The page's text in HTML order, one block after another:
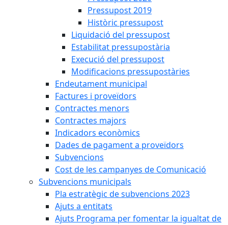
Pressupost 2019
Històric pressupost
Liquidació del pressupost
Estabilitat pressupostària
Execució del pressupost
Modificacions pressupostàries
Endeutament municipal
Factures i proveïdors
Contractes menors
Contractes majors
Indicadors econòmics
Dades de pagament a proveïdors
Subvencions
Cost de les campanyes de Comunicació
Subvencions municipals
Pla estratègic de subvencions 2023
Ajuts a entitats
Ajuts Programa per fomentar la igualtat de